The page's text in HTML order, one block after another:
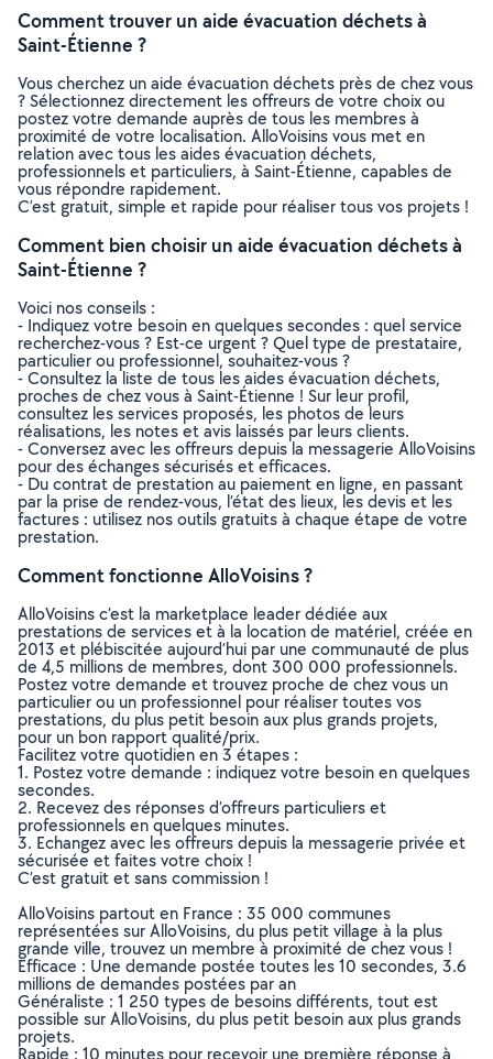
Comment trouver un aide évacuation déchets à
Saint-Étienne ?
Vous cherchez un aide évacuation déchets près de chez vous
? Sélectionnez directement les offreurs de votre choix ou
postez votre demande auprès de tous les membres à
proximité de votre localisation. AlloVoisins vous met en
relation avec tous les aides évacuation déchets,
professionnels et particuliers, à Saint-Étienne, capables de
vous répondre rapidement.
C’est gratuit, simple et rapide pour réaliser tous vos projets !
Comment bien choisir un aide évacuation déchets à
Saint-Étienne ?
Voici nos conseils :
- Indiquez votre besoin en quelques secondes : quel service
recherchez-vous ? Est-ce urgent ? Quel type de prestataire,
particulier ou professionnel, souhaitez-vous ?
- Consultez la liste de tous les aides évacuation déchets,
proches de chez vous à Saint-Étienne ! Sur leur profil,
consultez les services proposés, les photos de leurs
réalisations, les notes et avis laissés par leurs clients.
- Conversez avec les offreurs depuis la messagerie AlloVoisins
pour des échanges sécurisés et efficaces.
- Du contrat de prestation au paiement en ligne, en passant
par la prise de rendez-vous, l’état des lieux, les devis et les
factures : utilisez nos outils gratuits à chaque étape de votre
prestation.
Comment fonctionne AlloVoisins ?
AlloVoisins c’est la marketplace leader dédiée aux
prestations de services et à la location de matériel, créée en
2013 et plébiscitée aujourd’hui par une communauté de plus
de 4,5 millions de membres, dont 300 000 professionnels.
Postez votre demande et trouvez proche de chez vous un
particulier ou un professionnel pour réaliser toutes vos
prestations, du plus petit besoin aux plus grands projets,
pour un bon rapport qualité/prix.
Facilitez votre quotidien en 3 étapes :
1. Postez votre demande : indiquez votre besoin en quelques
secondes.
2. Recevez des réponses d’offreurs particuliers et
professionnels en quelques minutes.
3. Echangez avec les offreurs depuis la messagerie privée et
sécurisée et faites votre choix !
C’est gratuit et sans commission !
AlloVoisins partout en France : 35 000 communes
représentées sur AlloVoisins, du plus petit village à la plus
grande ville, trouvez un membre à proximité de chez vous !
Efficace : Une demande postée toutes les 10 secondes, 3.6
millions de demandes postées par an
Généraliste : 1 250 types de besoins différents, tout est
possible sur AlloVoisins, du plus petit besoin aux plus grands
projets.
Rapide : 10 minutes pour recevoir une première réponse à